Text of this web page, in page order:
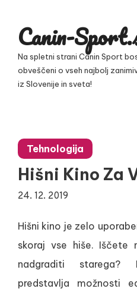
contentCanin-
Na spletni strani Canin Sport
obveščeni o vseh najbolj
iz Slovenije in sveta!
Tehnologija
Hišni Kino Za
24. 12. 2019
Hišni kino je zelo
skoraj vse hiše.
nadgraditi starega?
predstavlja možnosti